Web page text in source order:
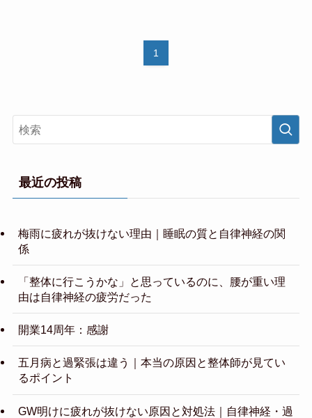
1
最近の投稿
梅雨に疲れが抜けない理由｜睡眠の質と自律神経の関
係
「整体に行こうかな」と思っているのに、腰が重い理
由は自律神経の疲労だった
開業14周年：感謝
五月病と過緊張は違う｜本当の原因と整体師が見てい
るポイント
GW明けに疲れが抜けない原因と対処法｜自律神経・過